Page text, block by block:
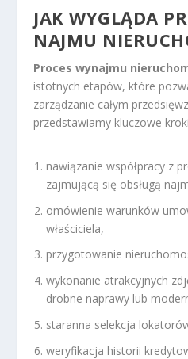
JAK WYGLĄDA
NAJMU
Proces wynajmu
istotnych etapów, które
zarządzanie całym
przedstawiamy kluczowe
nawiązanie współpracy z
zajmującą się obsługą
omówienie warunków
właściciela,
przygotowanie
wykonanie atrakcyjnych
drobne naprawy lub
staranna selekcja
weryfikacja historii